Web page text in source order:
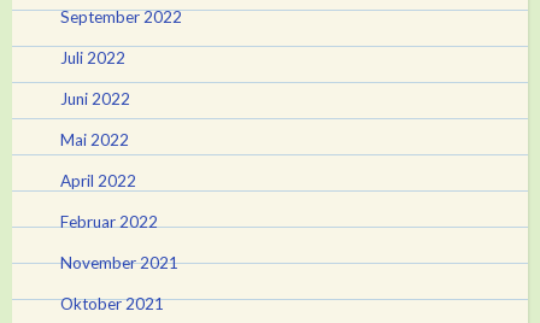
September 2022
Juli 2022
Juni 2022
Mai 2022
April 2022
Februar 2022
November 2021
Oktober 2021